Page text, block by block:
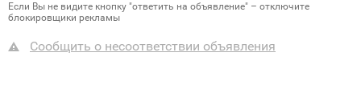
Если Вы не видите кнопку "ответить на объявление" – отключите
блокировщики рекламы
Сообщить о несоответствии объявления